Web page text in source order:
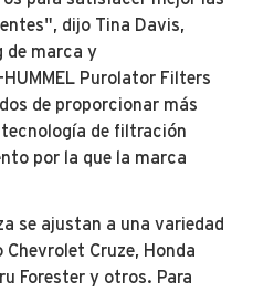
dijo Tina Davis,
de marca y
Purolator Filters
de proporcionar más
de filtración
por la que la marca
se ajustan a una variedad
Cruze, Honda
Forester y otros. Para